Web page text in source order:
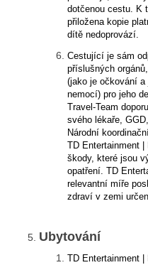
dotčenou cestu. K
přiložena kopie
dítě nedoprovází.
Cestující je sám
příslušných
(jako je očkování a
nemocí) pro jeho
Travel-Team
svého lékaře,
Národní
TD Entertainment |
škody, které jsou
opatření. TD
relevantní míře
zdraví v zemi
Ubytování
TD Entertainment |